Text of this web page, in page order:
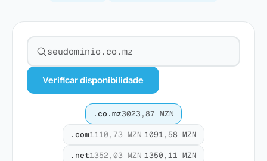
Pesquisar domínio
Verificar disponibilidade
.co.mz3023,87 MZN
.com1110,73 MZN 1091,58 MZN
.net1352,03 MZN 1350,11 MZN